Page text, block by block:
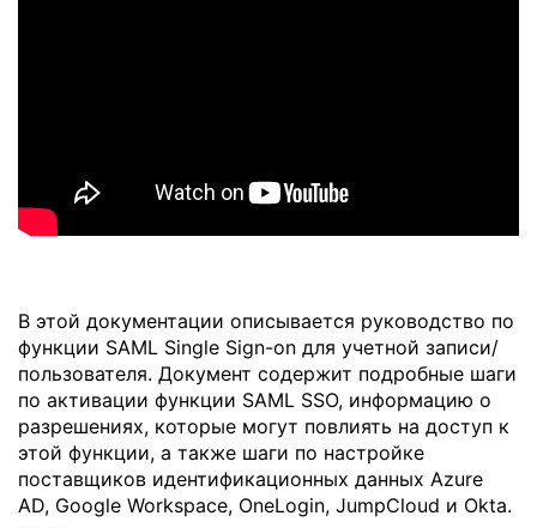
В этой документации описывается руководство по
функции SAML Single Sign-on для учетной записи/
пользователя. Документ содержит подробные шаги
по активации функции SAML SSO, информацию о
разрешениях, которые могут повлиять на доступ к
этой функции, а также шаги по настройке
поставщиков идентификационных данных Azure
AD, Google Workspace, OneLogin, JumpCloud и Okta.